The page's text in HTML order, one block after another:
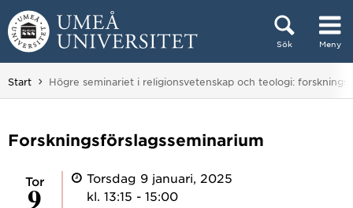
Hoppa direkt till innehållet
Sök Meny
Huvudmenyn dold.
Start Du är här:
Högre seminariet i religionsvetenskap och teologi:
Forskningsförslagsseminarium
tor
9
Torsdag 9 januari, 2025
kl. 13:15 - 15:00